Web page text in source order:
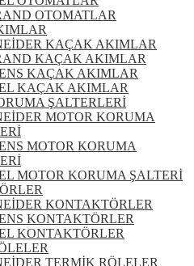
OTOMATLAR
KAÇAK AKIMLAR
KAÇAK AKIMLAR
KAÇAK AKIMLAR
KAÇAK AKIMLAR
ŞALTERLERİ
MOTOR KORUMA
MOTOR KORUMA
MOTOR KORUMA ŞALTERİ
KONTAKTÖRLER
KONTAKTÖRLER
KONTAKTÖRLER
TERMİK RÖLELER